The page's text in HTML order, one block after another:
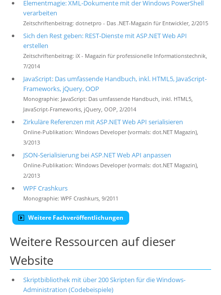
Elementmagie: XML-Dokumente mit der Windows PowerShell
verarbeiten
Zeitschriftenbeitrag: dotnetpro - Das .NET-Magazin für Entwickler, 2/2015
Sich den Rest geben: REST-Dienste mit ASP.NET Web API
erstellen
Zeitschriftenbeitrag: iX - Magazin für professionelle Informationstechnik,
7/2014
JavaScript: Das umfassende Handbuch, inkl. HTML5, JavaScript-
Frameworks, jQuery, OOP
Monographie: JavaScript: Das umfassende Handbuch, inkl. HTML5,
JavaScript-Frameworks, jQuery, OOP, 2/2014
Zirkuläre Referenzen mit ASP.NET Web API serialisieren
Online-Publikation: Windows Developer (vormals: dot.NET Magazin),
3/2013
JSON-Serialisierung bei ASP.NET Web API anpassen
Online-Publikation: Windows Developer (vormals: dot.NET Magazin),
2/2013
WPF Crashkurs
Monographie: WPF Crashkurs, 9/2011
Weitere Fachveröffentlichungen
Weitere Ressourcen auf dieser
Website
Skriptbibliothek mit über 200 Skripten für die Windows-
Administration (Codebeispiele)